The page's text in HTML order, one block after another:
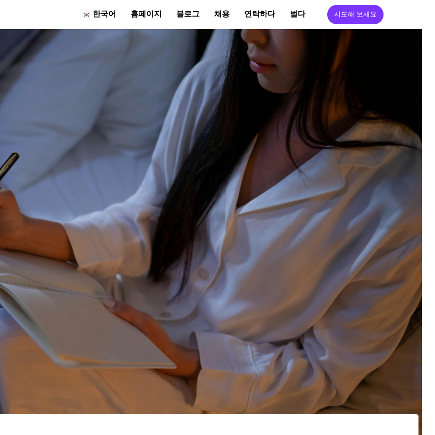
한국어 홈페이지 블로그 채용 연락하다 벌다 시도해 보세요